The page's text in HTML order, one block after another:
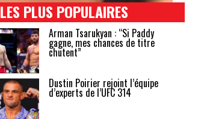
LES PLUS POPULAIRES
Arman Tsarukyan : “Si Paddy
gagne, mes chances de titre
chutent”
Dustin Poirier rejoint l’équipe
d’experts de l’UFC 314